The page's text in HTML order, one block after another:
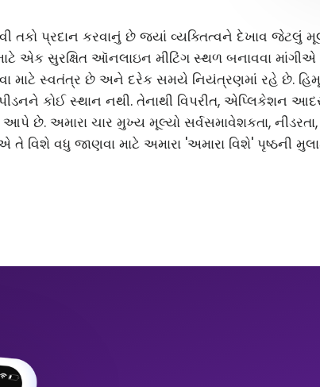
તકો પ્રદાન કરવાનું છે જ્યાં વ્યક્તિત્વને દેખાવ
એક સુરક્ષિત ઑનલાઇન મીટિંગ સ્થળ બનાવવા માંગીએ
માટે સ્વતંત્ર છે અને દરેક સમયે નિયંત્રણમાં રહે છે.
કોઈ સ્થાન નથી. તેનાથી વિપરીત, એપ્લિકેશન
છે. અમારા ચાર મુખ્ય મૂલ્યો સર્વસમાવેશકતા,
વિશે વધુ જાણવા માટે અમારા 'અમારા વિશે' પૃષ્ઠની